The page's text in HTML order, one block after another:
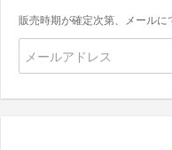
販売時期が確定次第、メールに